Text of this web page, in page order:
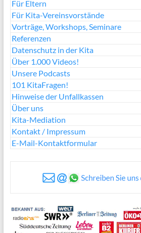
Für Eltern
Für Kita-Vereinsvorstände
Vorträge, Workshops, Seminare
Referenzen
Datenschutz in der Kita
Über 1.000 Videos!
Unsere Podcasts
101 KitaFragen!
Hinweise der Unfallkassen
Über uns
Kita-Mediation
Kontakt / Impressum
E-Mail-Kontaktformular